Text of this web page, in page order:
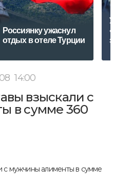
Россиянку ужаснул
отдых в отеле Турции
14:00
взыскали с
в сумме 360